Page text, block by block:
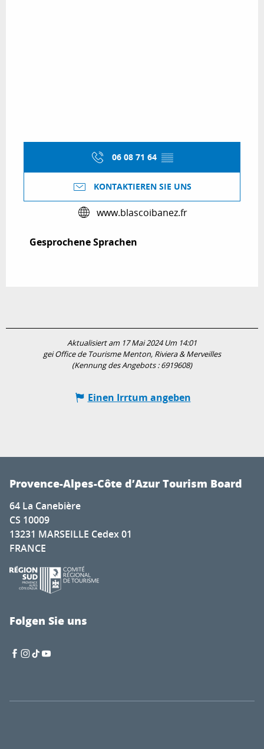
06 08 71 64 ▒▒
KONTAKTIEREN SIE UNS
www.blascoibanez.fr
Gesprochene Sprachen
Gesprochene Sprachen
Aktualisiert am 17 Mai 2024 Um 14:01
gei Office de Tourisme Menton, Riviera & Merveilles
(Kennung des Angebots :6919608)
Einen Irrtum angeben
Provence-Alpes-Côte d’Azur Tourism Board
64 La Canebière
CS 10009
13231 MARSEILLE Cedex 01
FRANCE
Folgen Sie uns